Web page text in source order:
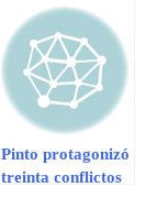
nuevo DT de
Alianza Lima
Pinto protagonizó
treinta conflictos